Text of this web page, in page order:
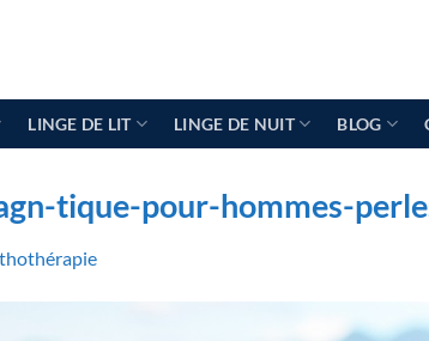
LINGE DE LIT LINGE DE NUIT BLOG
tique-pour-hommes-